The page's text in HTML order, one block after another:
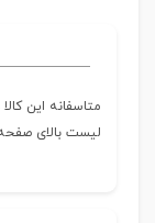
متاسفانه این
لیست بالای